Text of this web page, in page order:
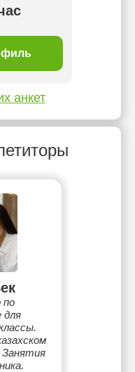
анкет
по
Занятия